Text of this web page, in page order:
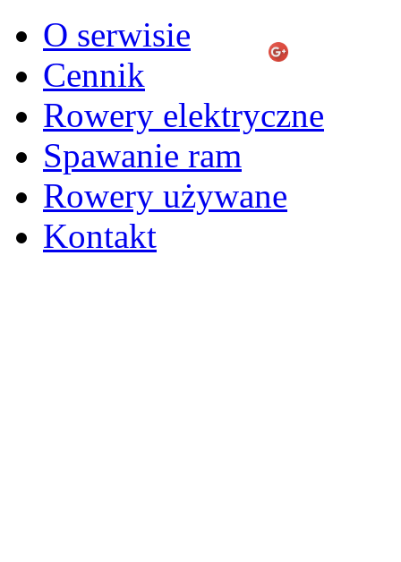
O serwisie
Cennik
Rowery elektryczne
Spawanie ram
Rowery używane
Kontakt